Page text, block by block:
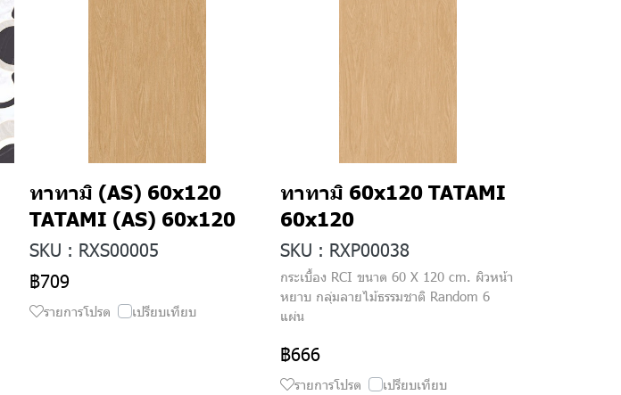
ทาทามิ (AS) 60x120
TATAMI (AS) 60x120
SKU : RXS00005
฿709
รายการโปรด เปรียบเทียบ
ทาทามิ 60x120 TATAMI
60x120
SKU : RXP00038
กระเบื้อง RCI ขนาด 60 X 120 cm. ผิวหน้า
หยาบ กลุ่มลายไม้ธรรมชาติ Random 6
แผ่น
฿666
รายการโปรด เปรียบเทียบ